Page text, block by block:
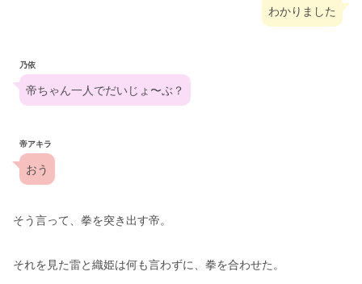
わかりました
乃依
帝ちゃん一人でだいじょ〜ぶ？
帝アキラ
おう
そう言って、拳を突き出す帝。
それを見た雷と織姫は何も言わずに、拳を合わせた。